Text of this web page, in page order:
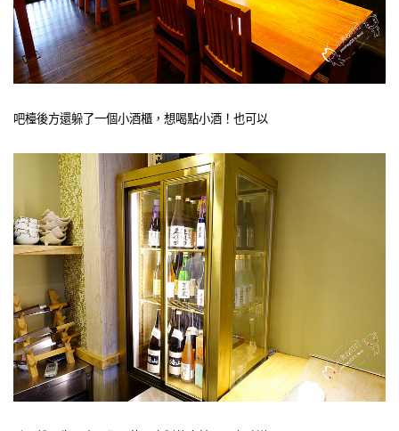
吧檯後方還躲了一個小酒櫃，想喝點小酒！也可以